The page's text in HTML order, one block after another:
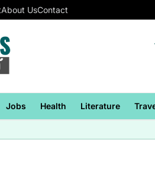
About UsContact
Jobs Health Literature